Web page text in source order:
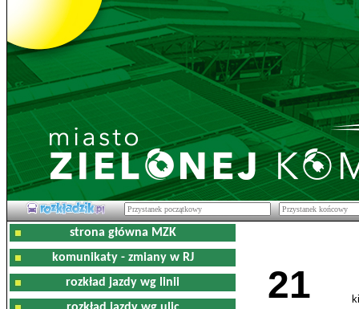
strona główna MZK
komunikaty - zmiany w RJ
rozkład jazdy wg linii
21